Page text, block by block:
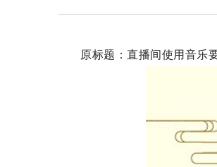
原标题：直播间使用音乐